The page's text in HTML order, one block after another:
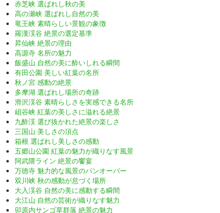
赤芝峡 選ばれし秋の美
高の瀬峡 選ばれし自然の美
竜王峡 素晴らしい景観の象徴
羅漢渓谷 絶景の選定基準
昇仙峡 絶景の理由
高源寺 名所の魅力
飯盛山 自然の美に酔いしれる瞬間
有田公園 美しい紅葉の名所
秋ノ宮 感動の絶景
多摩湖 選ばれし場所の奇跡
滑沢渓谷 素晴らしさを実感できる名所
岨谷峡 紅葉の美しさに溢れる絶景
九酔渓 選び抜かれた絶景の楽しさ
三国山 美しさの頂点
箱根 選ばれし美しさの感動
五郷山公園 紅葉の魅力が織りなす風景
阿武隈ライン 絶景の饗宴
万徳寺 魅力的な風景のパンオーバー
双川峡 秋の感動が息づく場所
大入渓谷 自然の美に感動する瞬間
大江山 自然の芸術が織りなす魅力
卯原内サンゴ草群落 絶景の魅力